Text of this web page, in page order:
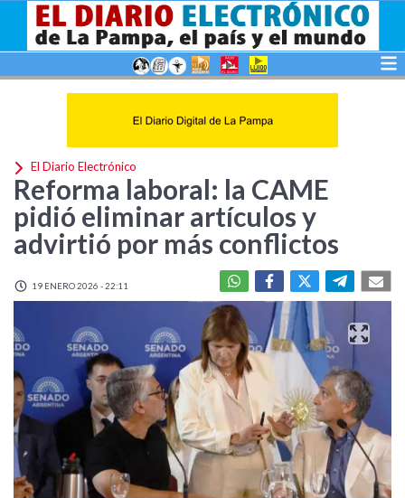
El Diario Electrónico
Reforma laboral: la CAME
pidió eliminar artículos y
advirtió por más conflictos
19 ENERO 2026 - 22:11